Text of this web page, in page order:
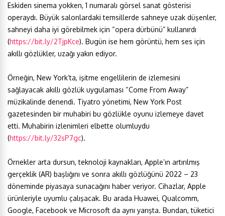
Eskiden sinema yokken, 1 numaralı görsel sanat gösterisi
operaydı. Büyük salonlardaki temsillerde sahneye uzak düşenler,
sahneyi daha iyi görebilmek için “opera dürbünü” kullanırdı
(https://bit.ly/2TjpKce). Bugün ise hem görüntü, hem ses için
akıllı gözlükler, uzağı yakın ediyor.
Örneğin, New York’ta, işitme engellilerin de izlemesini
sağlayacak akıllı gözlük uygulaması “Come From Away”
müzikalinde denendi. Tiyatro yönetimi, New York Post
gazetesinden bir muhabiri bu gözlükle oyunu izlemeye davet
etti. Muhabirin izlenimleri elbette olumluydu
(https://bit.ly/32sP7gc).
Örnekler arta dursun, teknoloji kaynakları, Apple’ın artırılmış
gerçeklik (AR) başlığını ve sonra akıllı gözlüğünü 2022 – 23
döneminde piyasaya sunacağını haber veriyor. Cihazlar, Apple
ürünleriyle uyumlu çalışacak. Bu arada Huawei, Qualcomm,
Google, Facebook ve Microsoft da aynı yarışta. Bundan, tüketici